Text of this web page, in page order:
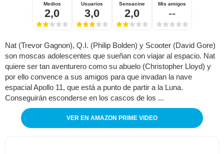
Medios
2,0
Usuarios
3,0
Sensacine
2,0
Mis amigos
--
Nat (Trevor Gagnon), Q.I. (Philip Bolden) y Scooter (David Gore)
son moscas adolescentes que sueñan con viajar al espacio. Nat
quiere ser tan aventurero como su abuelo (Christopher Lloyd) y
por ello convence a sus amigos para que invadan la nave
espacial Apollo 11, que está a punto de partir a la Luna.
Conseguirán esconderse en los cascos de los ...
VER EN AMAZON PRIME VIDEO